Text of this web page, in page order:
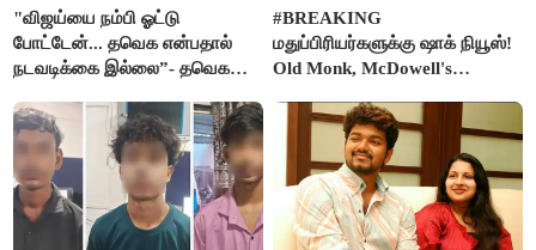
"விஜய்யை நம்பி ஓட்டு
போட்டேன்... தவெக என்பதால்
நடவடிக்கை இல்லை”- தவெக
கதறல்
#BREAKING
மதுப்பிரியர்களுக்கு ஷாக் நியூஸ்!
Old Monk, McDowell's
FSSAI தடை